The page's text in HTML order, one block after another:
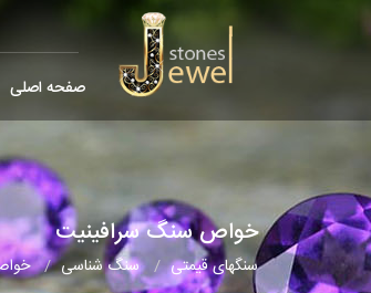
صفحه اصلی
خواص سنگ سرافینیت
سنگهای قیمتی سنگ شناسی